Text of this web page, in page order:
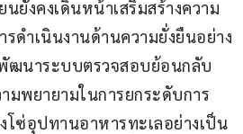
ยังคงเดินหน้าเสริมสร้างความ
รดำเนินงานด้านความยั่งยืนอย่าง
ฒนาระบบตรวจสอบย้อนกลับ
มพยายามในการยกระดับการ
โซ่อุปทานอาหารทะเลอย่างเป็น